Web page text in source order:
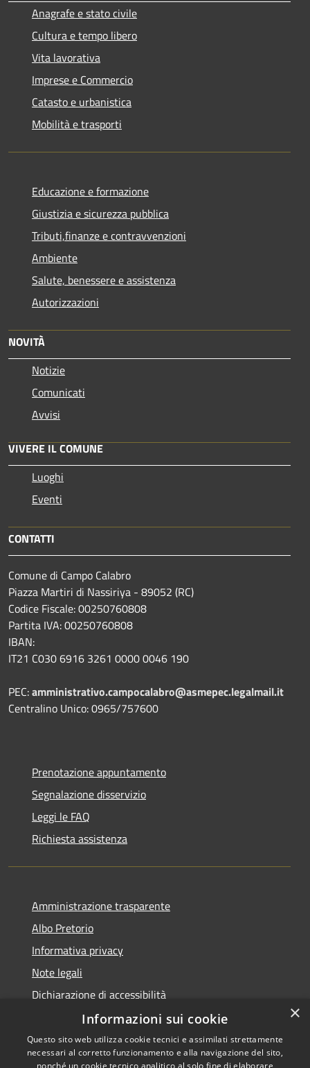
Anagrafe e stato civile
Cultura e tempo libero
Vita lavorativa
Imprese e Commercio
Catasto e urbanistica
Mobilità e trasporti
Educazione e formazione
Giustizia e sicurezza pubblica
Tributi,finanze e contravvenzioni
Ambiente
Salute, benessere e assistenza
Autorizzazioni
NOVITÀ
Notizie
Comunicati
Avvisi
VIVERE IL COMUNE
Luoghi
Eventi
CONTATTI
Comune di Campo Calabro
Piazza Martiri di Nassiriya - 89052 (RC)
Codice Fiscale: 00250760808
Partita IVA: 00250760808
IBAN:
IT21 C030 6916 3261 0000 0046 190
PEC:amministrativo.campocalabro@asmepec.legalmail.it
Centralino Unico: 0965/757600
Prenotazione appuntamento
Segnalazione disservizio
Leggi le FAQ
Richiesta assistenza
Amministrazione trasparente
Albo Pretorio
Informativa privacy
Note legali
Dichiarazione di accessibilità
Copyright © 2026 • Comune di
×
Informazioni sui cookie
Questo sito web utilizza cookie tecnici e assimilati strettamente
necessari al corretto funzionamento e alla navigazione del sito,
nonché un cookie tecnico analitico al solo fine di elaborare